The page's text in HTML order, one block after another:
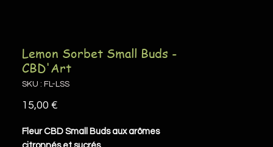
Lemon Sorbet Small Buds -
CBD'Art
SKU : FL-LSS
15,00 €
Fleur CBD Small Buds aux arômes